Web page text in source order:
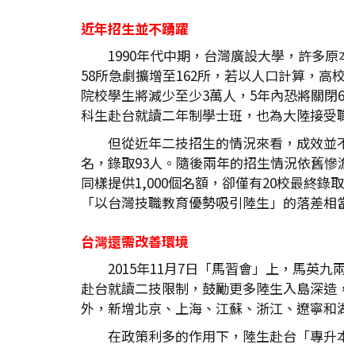
近年招生並不踴躍
1990年代中期，台灣廣設大學，許多
58所急劇擴增至162所，若以人口計算，高
院校學生將減少至少3萬人，5年內恐將關
科生赴台就讀二年制學士班，也為大陸接受
但從近年二技招生的情況來看，成效
名，錄取93人。隨後兩年的招生情況依舊
同樣提供1,000個名額，卻僅有20校最終錄
「以台灣技職教育優勢吸引陸生」的落差相
台灣還需改善環境
2015年11月7日「馬習會」上，馬英九
赴台就讀二技限制，鼓勵更多陸生入島深
外，新增北京、上海、江蘇、浙江、遼寧和
在政策利多的作用下，陸生赴台「專升